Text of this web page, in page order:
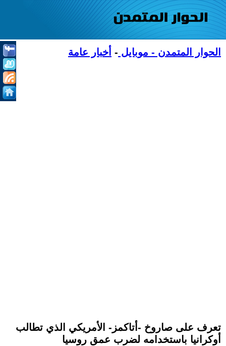
الحوار المتمدن - موبايل - أخبار عامة
تعرف على صاروخ -أتاكمز- الأمريكي الذي تطالب
أوكرانيا باستخدامه لضرب عمق روسيا